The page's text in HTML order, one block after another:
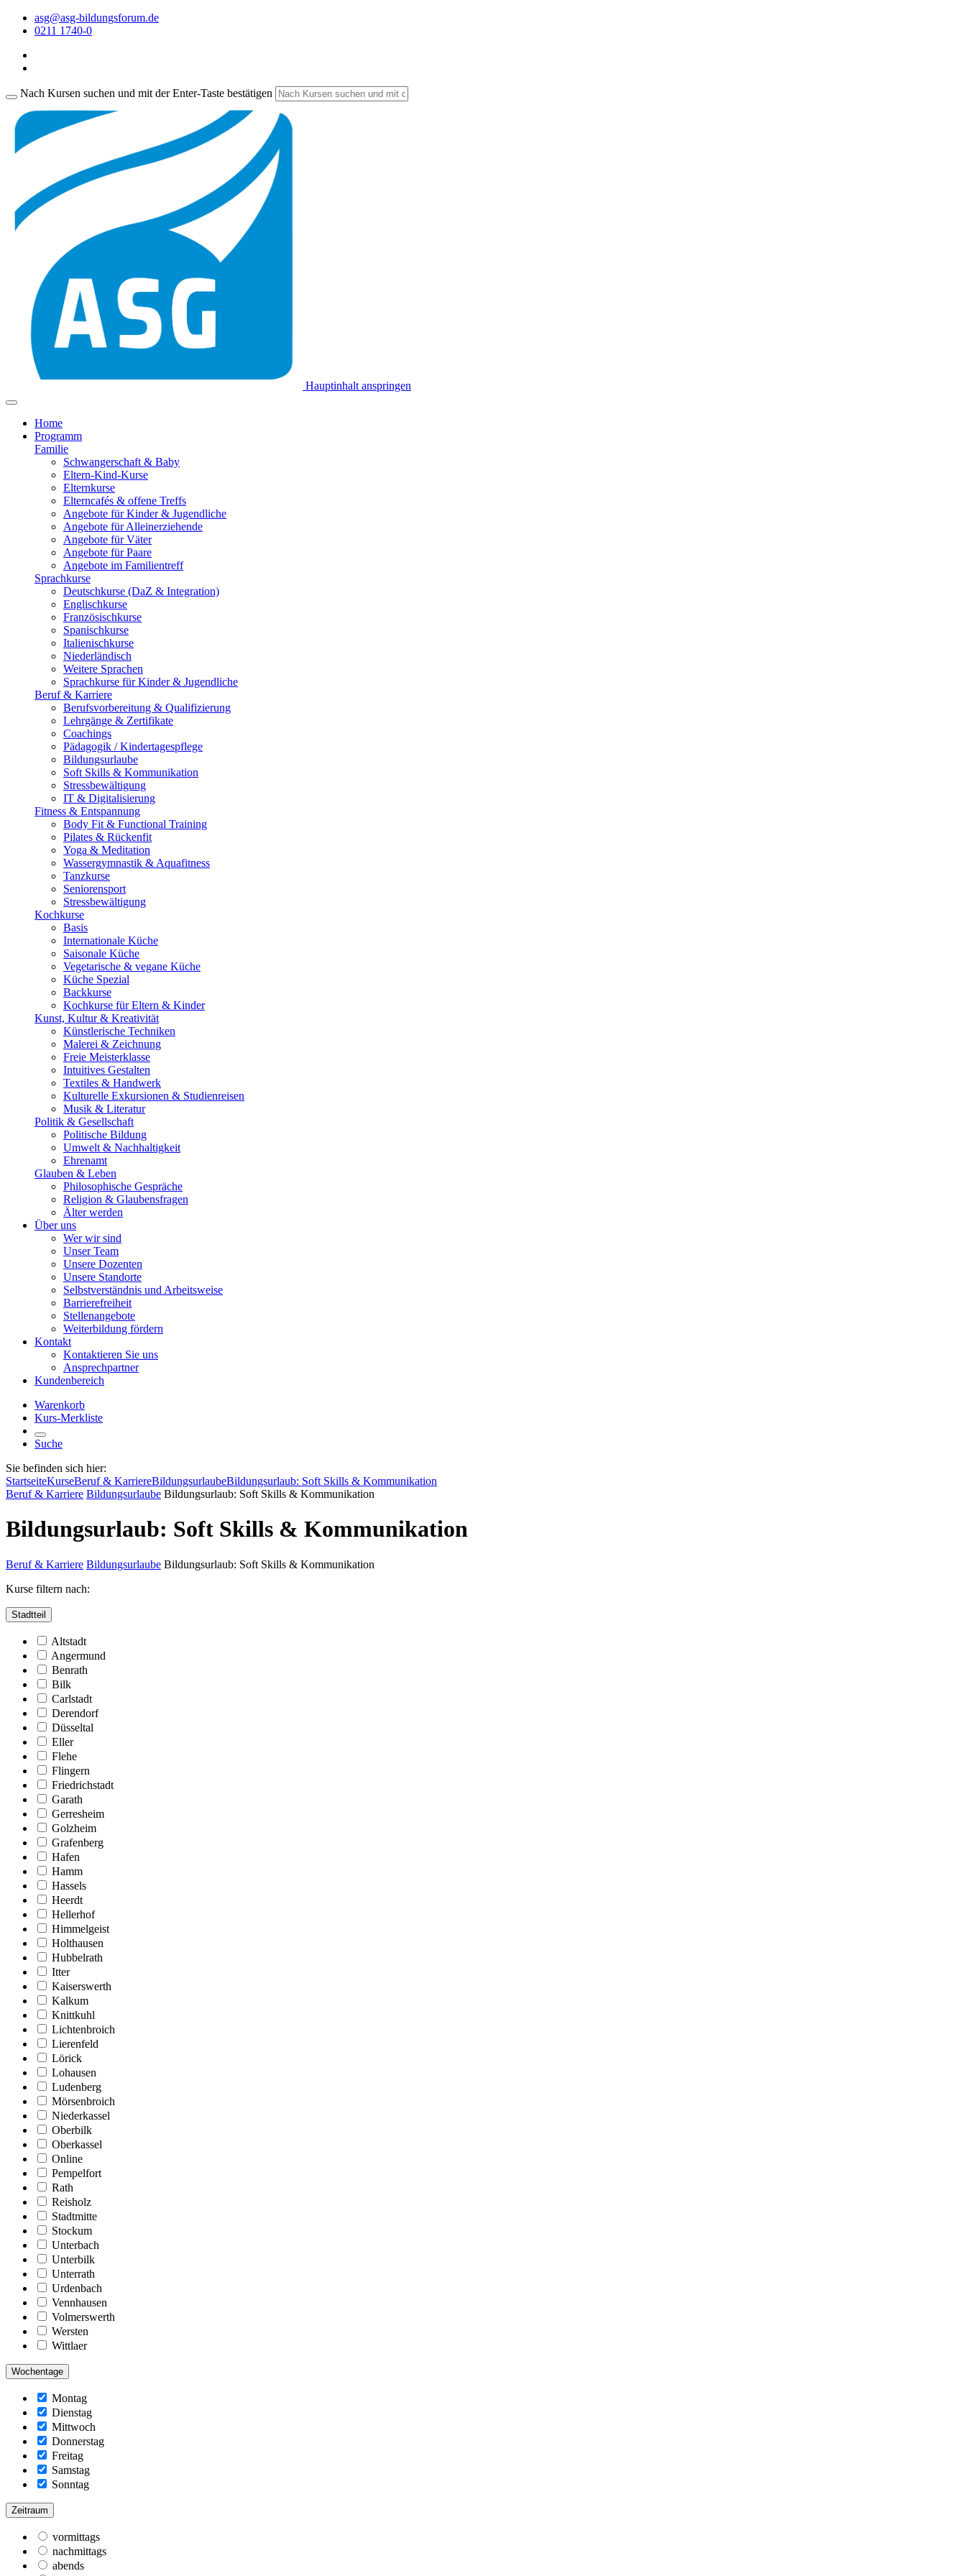
asg@asg-bildungsforum.de
0211 1740-0
Nach Kursen suchen und mit der Enter-Taste bestätigen
Hauptinhalt anspringen
Home
Programm
Familie
Schwangerschaft & Baby
Eltern-Kind-Kurse
Elternkurse
Elterncafés & offene Treffs
Angebote für Kinder & Jugendliche
Angebote für Alleinerziehende
Angebote für Väter
Angebote für Paare
Angebote im Familientreff
Sprachkurse
Deutschkurse (DaZ & Integration)
Englischkurse
Französischkurse
Spanischkurse
Italienischkurse
Niederländisch
Weitere Sprachen
Sprachkurse für Kinder & Jugendliche
Beruf & Karriere
Berufsvorbereitung & Qualifizierung
Lehrgänge & Zertifikate
Coachings
Pädagogik / Kindertagespflege
Bildungsurlaube
Soft Skills & Kommunikation
Stressbewältigung
IT & Digitalisierung
Fitness & Entspannung
Body Fit & Functional Training
Pilates & Rückenfit
Yoga & Meditation
Wassergymnastik & Aquafitness
Tanzkurse
Seniorensport
Stressbewältigung
Kochkurse
Basis
Internationale Küche
Saisonale Küche
Vegetarische & vegane Küche
Küche Spezial
Backkurse
Kochkurse für Eltern & Kinder
Kunst, Kultur & Kreativität
Künstlerische Techniken
Malerei & Zeichnung
Freie Meisterklasse
Intuitives Gestalten
Textiles & Handwerk
Kulturelle Exkursionen & Studienreisen
Musik & Literatur
Politik & Gesellschaft
Politische Bildung
Umwelt & Nachhaltigkeit
Ehrenamt
Glauben & Leben
Philosophische Gespräche
Religion & Glaubensfragen
Älter werden
Über uns
Wer wir sind
Unser Team
Unsere Dozenten
Unsere Standorte
Selbstverständnis und Arbeitsweise
Barrierefreiheit
Stellenangebote
Weiterbildung fördern
Kontakt
Kontaktieren Sie uns
Ansprechpartner
Kundenbereich
Warenkorb
Kurs-Merkliste
Suche
Sie befinden sich hier:
StartseiteKurseBeruf & KarriereBildungsurlaubeBildungsurlaub: Soft Skills & Kommunikation
Beruf & Karriere Bildungsurlaube Bildungsurlaub: Soft Skills & Kommunikation
Bildungsurlaub: Soft Skills & Kommunikation
Beruf & Karriere Bildungsurlaube Bildungsurlaub: Soft Skills & Kommunikation
Kurse filtern nach:
Stadtteil
Altstadt
Angermund
Benrath
Bilk
Carlstadt
Derendorf
Düsseltal
Eller
Flehe
Flingern
Friedrichstadt
Garath
Gerresheim
Golzheim
Grafenberg
Hafen
Hamm
Hassels
Heerdt
Hellerhof
Himmelgeist
Holthausen
Hubbelrath
Itter
Kaiserswerth
Kalkum
Knittkuhl
Lichtenbroich
Lierenfeld
Lörick
Lohausen
Ludenberg
Mörsenbroich
Niederkassel
Oberbilk
Oberkassel
Online
Pempelfort
Rath
Reisholz
Stadtmitte
Stockum
Unterbach
Unterbilk
Unterrath
Urdenbach
Vennhausen
Volmerswerth
Wersten
Wittlaer
Wochentage
Montag
Dienstag
Mittwoch
Donnerstag
Freitag
Samstag
Sonntag
Zeitraum
vormittags
nachmittags
abends